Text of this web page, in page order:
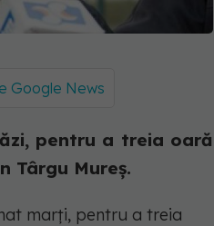
Google News
pentru a treia oară
Târgu Mureș.
marți, pentru a treia